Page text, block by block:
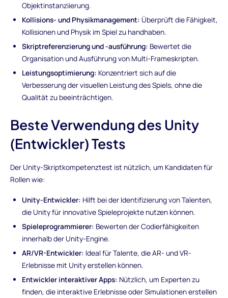
Objektinstanziierung.
Kollisions- und Physikmanagement: Überprüft die Fähigkeit,
Kollisionen und Physik im Spiel zu handhaben.
Skriptreferenzierung und -ausführung: Bewertet die
Organisation und Ausführung von Multi-Frameskripten.
Leistungsoptimierung: Konzentriert sich auf die
Verbesserung der visuellen Leistung des Spiels, ohne die
Qualität zu beeinträchtigen.
Beste Verwendung des Unity
(Entwickler) Tests
Der Unity-Skriptkompetenztest ist nützlich, um Kandidaten für
Rollen wie:
Unity-Entwickler: Hilft bei der Identifizierung von Talenten,
die Unity für innovative Spieleprojekte nutzen können.
Spieleprogrammierer: Bewerten der Codierfähigkeiten
innerhalb der Unity-Engine.
AR/VR-Entwickler: Ideal für Talente, die AR- und VR-
Erlebnisse mit Unity erstellen können.
Entwickler interaktiver Apps: Nützlich, um Experten zu
finden, die interaktive Erlebnisse oder Simulationen erstellen